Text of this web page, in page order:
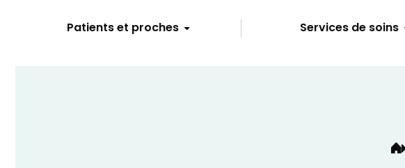
Patients et proches Services de soins